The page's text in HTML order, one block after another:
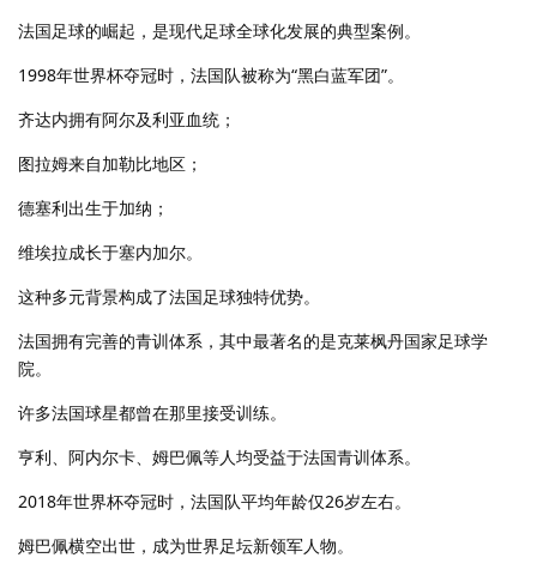
法国足球的崛起，是现代足球全球化发展的典型案例。
1998年世界杯夺冠时，法国队被称为“黑白蓝军团”。
齐达内拥有阿尔及利亚血统；
图拉姆来自加勒比地区；
德塞利出生于加纳；
维埃拉成长于塞内加尔。
这种多元背景构成了法国足球独特优势。
法国拥有完善的青训体系，其中最著名的是克莱枫丹国家足球学
院。
许多法国球星都曾在那里接受训练。
亨利、阿内尔卡、姆巴佩等人均受益于法国青训体系。
2018年世界杯夺冠时，法国队平均年龄仅26岁左右。
姆巴佩横空出世，成为世界足坛新领军人物。